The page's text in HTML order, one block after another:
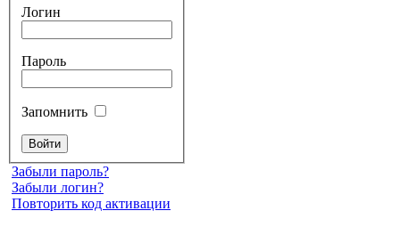
Логин
Пароль
Запомнить
Забыли пароль?
Забыли логин?
Повторить код активации